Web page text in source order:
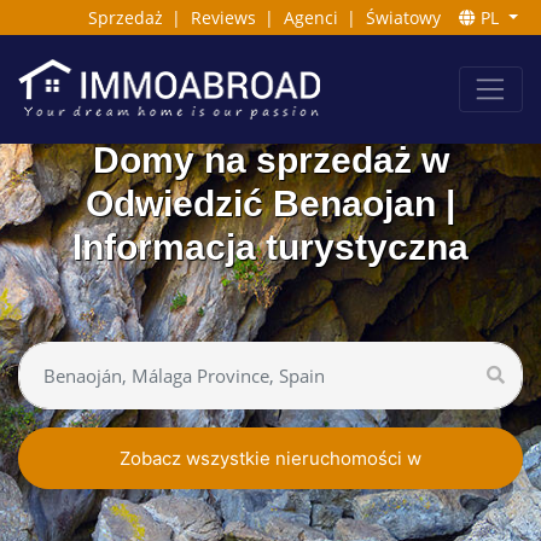
Sprzedaż | Reviews | Agenci | Światowy PL
Domy na sprzedaż w
Odwiedzić Benaojan |
Informacja turystyczna
Zobacz wszystkie nieruchomości w